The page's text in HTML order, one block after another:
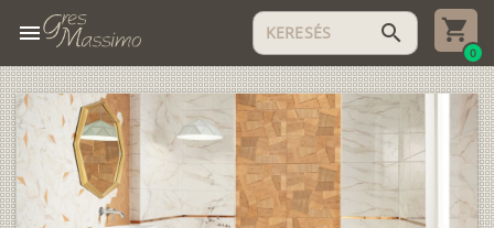
menu search
0